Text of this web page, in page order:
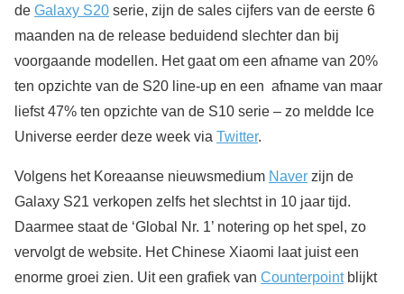
de Galaxy S20 serie, zijn de sales cijfers van de eerste 6
maanden na de release beduidend slechter dan bij
voorgaande modellen. Het gaat om een afname van 20%
ten opzichte van de S20 line-up en een afname van maar
liefst 47% ten opzichte van de S10 serie – zo meldde Ice
Universe eerder deze week via Twitter.
Volgens het Koreaanse nieuwsmedium Naver zijn de
Galaxy S21 verkopen zelfs het slechtst in 10 jaar tijd.
Daarmee staat de ‘Global Nr. 1’ notering op het spel, zo
vervolgt de website. Het Chinese Xiaomi laat juist een
enorme groei zien. Uit een grafiek van Counterpointblijkt